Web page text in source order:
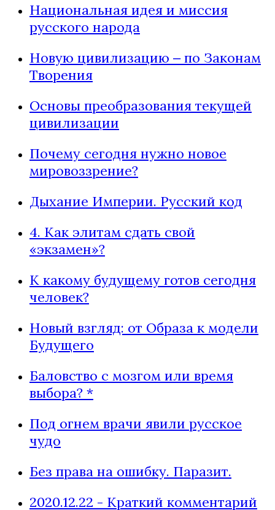
Национальная идея и миссия
русского народа
Новую цивилизацию ‒ по Законам
Творения
Основы преобразования текущей
цивилизации
Почему сегодня нужно новое
мировоззрение?
Дыхание Империи. Русский код
4. Как элитам сдать свой
«экзамен»?
К какому будущему готов сегодня
человек?
Новый взгляд: от Образа к модели
Будущего
Баловство с мозгом или время
выбора? *
Под огнем врачи явили русское
чудо
Без права на ошибку. Паразит.
2020.12.22 - Краткий комментарий